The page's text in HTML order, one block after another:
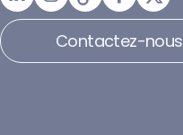
Contactez-nous